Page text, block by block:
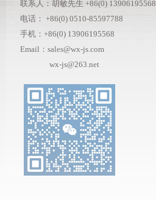
联系人：胡敏先生 +86(0) 13906195568
电话： +86(0) 0510-85597788
手机：+86(0) 13906195568
Email： sales@wx-js.com
wx-js@263.net